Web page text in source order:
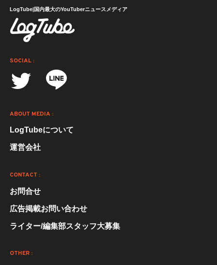
LogTube|国内最大のYouTuberニュースメディア
SOCIAL :
ABOUT MEDIA :
LogTubeについて
運営会社
CONTACT :
お問合せ
広告掲載お問い合わせ
ライター/編集部スタッフ大募集
OTHER :